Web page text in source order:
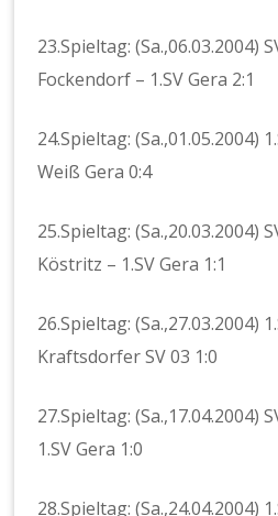
23.Spieltag: (Sa.,06.03.2004)
Fockendorf – 1.SV Gera 2:1
24.Spieltag: (Sa.,01.05.2004)
Weiß Gera 0:4
25.Spieltag: (Sa.,20.03.2004)
Köstritz – 1.SV Gera 1:1
26.Spieltag: (Sa.,27.03.2004)
Kraftsdorfer SV 03 1:0
27.Spieltag: (Sa.,17.04.2004)
1.SV Gera 1:0
28.Spieltag: (Sa.,24.04.2004)